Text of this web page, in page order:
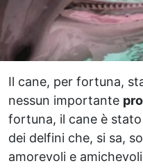
Il cane, per fortuna,
nessun importante
fortuna, il cane è
dei delfini che, si sa,
amorevoli e